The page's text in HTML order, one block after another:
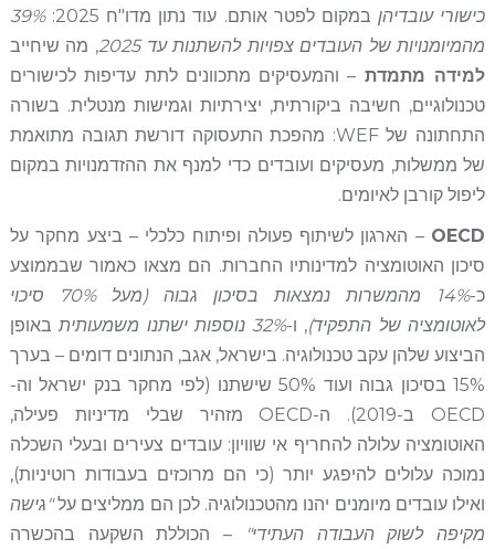
כישורי עובדיהן במקום לפטר אותם. עוד נתון מדו"ח 2025:
39%
מהמיומנויות של העובדים צפויות להשתנות עד 2025
, מה שיחייב
למידה מתמדת – והמעסיקים מתכוונים לתת עדיפות לכישורים
טכנולוגיים, חשיבה ביקורתית, יצירתיות וגמישות מנטלית. בשורה
התחתונה של WEF: מהפכת התעסוקה דורשת תגובה מתואמת
של ממשלות, מעסיקים ועובדים כדי למנף את ההזדמנויות במקום
ליפול קורבן לאיומים.
OECD – הארגון לשיתוף פעולה ופיתוח כלכלי – ביצע מחקר על
סיכון האוטומציה למדינותיו החברות. הם מצאו כאמור שבממוצע
כ-
14% מהמשרות נמצאות בסיכון גבוה (מעל 70% סיכוי
לאוטומציה של התפקיד), ו-32% נוספות ישתנו משמעותית
באופן
הביצוע שלהן עקב טכנולוגיה. בישראל, אגב, הנתונים דומים – בערך
15% בסיכון גבוה ועוד 50% שישתנו (לפי מחקר בנק ישראל וה-
OECD ב-2019). ה-OECD מזהיר שבלי מדיניות פעילה,
האוטומציה עלולה להחריף אי שוויון: עובדים צעירים ובעלי השכלה
נמוכה עלולים להיפגע יותר (כי הם מרוכזים בעבודות רוטיניות),
ואילו עובדים מיומנים יהנו מהטכנולוגיה. לכן הם ממליצים על"גישה
מקיפה לשוק העבודה העתידי"
– הכוללת השקעה בהכשרה